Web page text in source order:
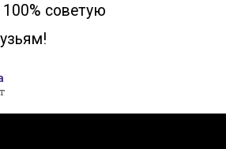
100% советую